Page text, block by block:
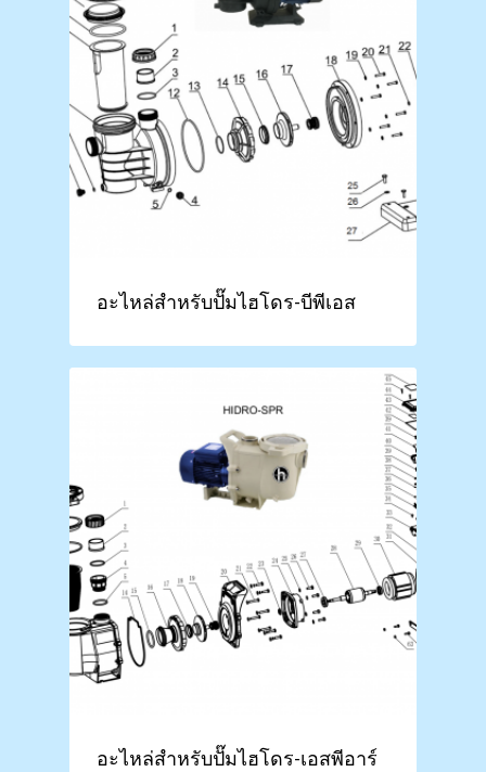
อะไหล่สำหรับปั๊มไฮโดร-บีพีเอส
อะไหล่สำหรับปั๊มไฮโดร-เอสพีอาร์